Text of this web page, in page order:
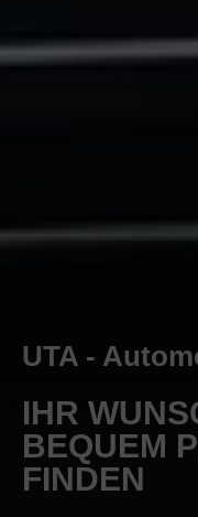
UTA -
IHR
BEQUEM
FINDEN